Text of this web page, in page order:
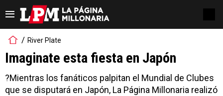
River Plate
Imaginate esta fiesta en Japón
?Mientras los fanáticos palpitan el Mundial de Clubes
que se disputará en Japón, La Página Millonaria realizó